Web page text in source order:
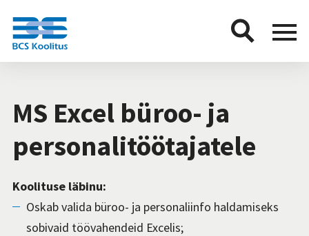
BCS
Menu
MS Excel büroo- ja
personalitöötajatele
Koolituse läbinu:
Oskab valida büroo- ja personaliinfo haldamiseks
sobivaid töövahendeid Excelis;